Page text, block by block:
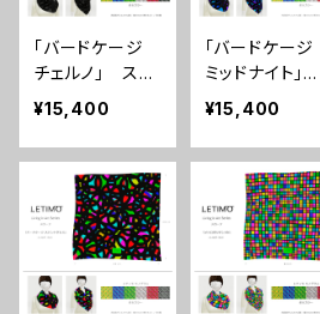
「バードケージ
チェルノ」 スカ
ーフ ■配送ま
で3週間
¥15,400
「バードケージ
ミッドナイト」
スカーフ ■配
送まで3週間
¥15,400